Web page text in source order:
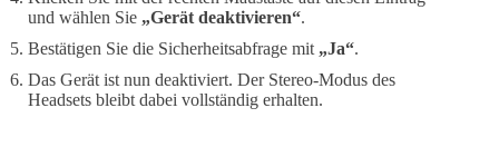
und wählen Sie „Gerät deaktivieren“.
Bestätigen Sie die Sicherheitsabfrage mit „Ja“.
Das Gerät ist nun deaktiviert. Der Stereo-Modus des
Headsets bleibt dabei vollständig erhalten.